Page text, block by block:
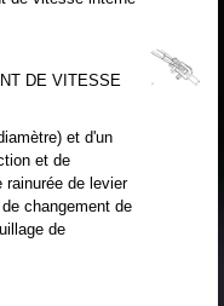
DE VITESSE
et d'un
et de
de levier
changement de
de